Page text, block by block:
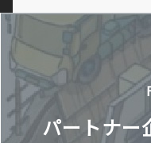
パートナー